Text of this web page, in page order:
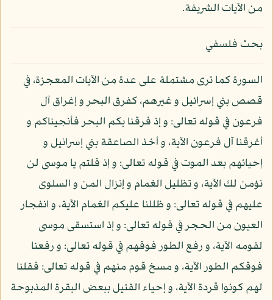
من الآيات الشريفة.
بحث فلسفي
السورة كما ترى مشتملة على عدة من الآيات المعجزة، في
قصص بني إسرائيل و غيرهم، كفرق البحر و إغراق آل
فرعون في قوله تعالى: و إذ فرقنا بكم البحر فأنجيناكم و
أغرقنا آل فرعون الآية، و أخذ الصاعقة بني إسرائيل و
إحيائهم بعد الموت في قوله تعالى: و إذ قلتم يا موسى لن
نؤمن لك الآية، و تظليل الغمام و إنزال المن و السلوى
عليهم في قوله تعالى: و ظللنا عليكم الغمام الآية، و انفجار
العيون من الحجر في قوله تعالى: و إذ استسقى موسى
لقومه الآية، و رفع الطور فوقهم في قوله تعالى: و رفعنا
فوقكم الطور الآية، و مسخ قوم منهم في قوله تعالى: فقلنا
لهم كونوا قردة الآية، و إحياء القتيل ببعض البقرة المذبوحة